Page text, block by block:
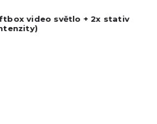
video světlo + 2x stativ
RGB softbox